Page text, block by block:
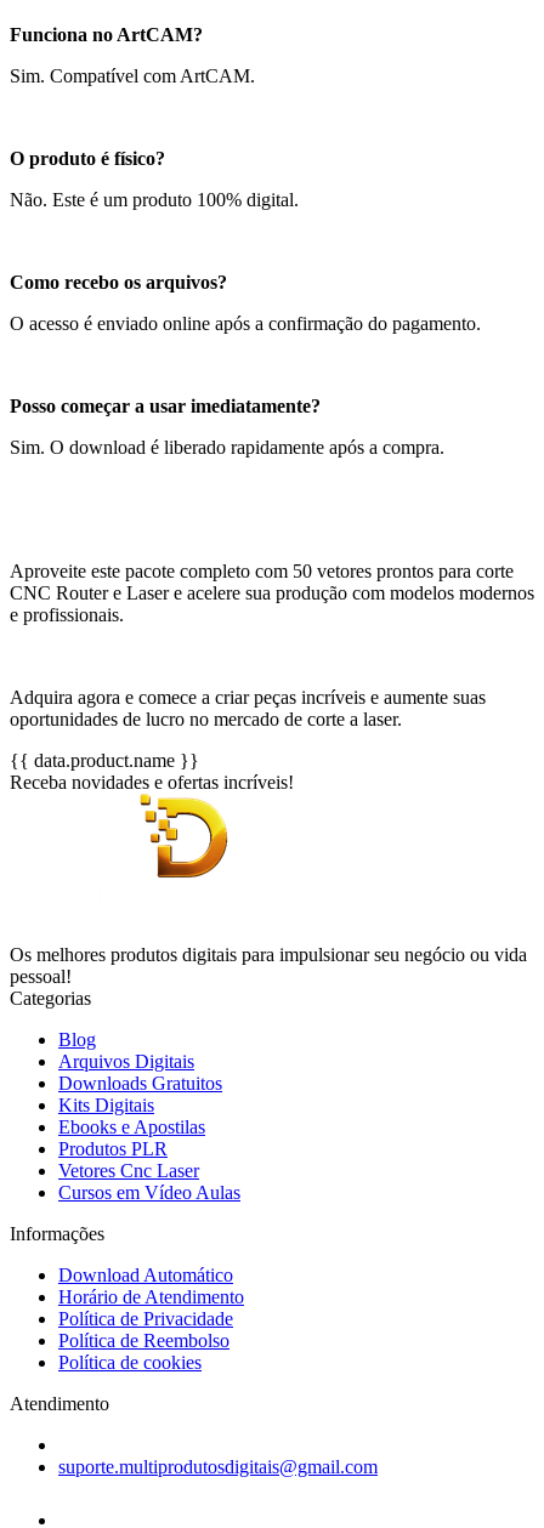
Funciona no ArtCAM?
Sim. Compatível com ArtCAM.
O produto é físico?
Não. Este é um produto 100% digital.
Como recebo os arquivos?
O acesso é enviado online após a confirmação do pagamento.
Posso começar a usar imediatamente?
Sim. O download é liberado rapidamente após a compra.
Aproveite este pacote completo com 50 vetores prontos para corte
CNC Router e Laser e acelere sua produção com modelos modernos
e profissionais.
Adquira agora e comece a criar peças incríveis e aumente suas
oportunidades de lucro no mercado de corte a laser.
{{ data.product.name }}
Receba novidades e ofertas incríveis!
Os melhores produtos digitais para impulsionar seu negócio ou vida
pessoal!
Categorias
Blog
Arquivos Digitais
Downloads Gratuitos
Kits Digitais
Ebooks e Apostilas
Produtos PLR
Vetores Cnc Laser
Cursos em Vídeo Aulas
Informações
Download Automático
Horário de Atendimento
Política de Privacidade
Política de Reembolso
Política de cookies
Atendimento
suporte.multiprodutosdigitais@gmail.com